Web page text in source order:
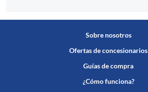
Sobre nosotros
Ofertas de concesionarios
Guías de compra
¿Cómo funciona?